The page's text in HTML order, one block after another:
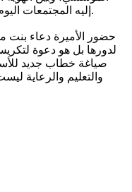
إليه المجتمعات اليوم لحماية كيان الأسرة في عصر التحولات.
حضور الأميرة دعاء بنت
لدورها بل هو دعوة
صياغة خطاب جديد
والتعليم والرعاية